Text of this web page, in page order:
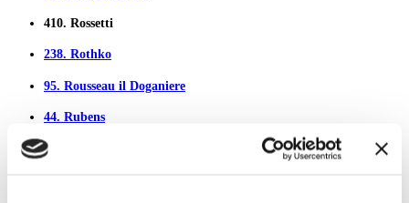
410. Rossetti
238. Rothko
95. Rousseau il Doganiere
44. Rubens